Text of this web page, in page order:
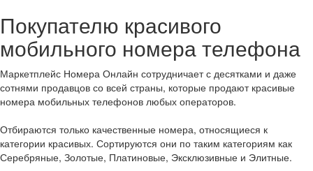
Покупателю красивого
мобильного номера телефона
Маркетплейс Номера Онлайн сотрудничает с десятками и даже
сотнями продавцов со всей страны, которые продают красивые
номера мобильных телефонов любых операторов.
Отбираются только качественные номера, относящиеся к
категории красивых. Сортируются они по таким категориям как
Серебряные, Золотые, Платиновые, Эксклюзивные и Элитные.